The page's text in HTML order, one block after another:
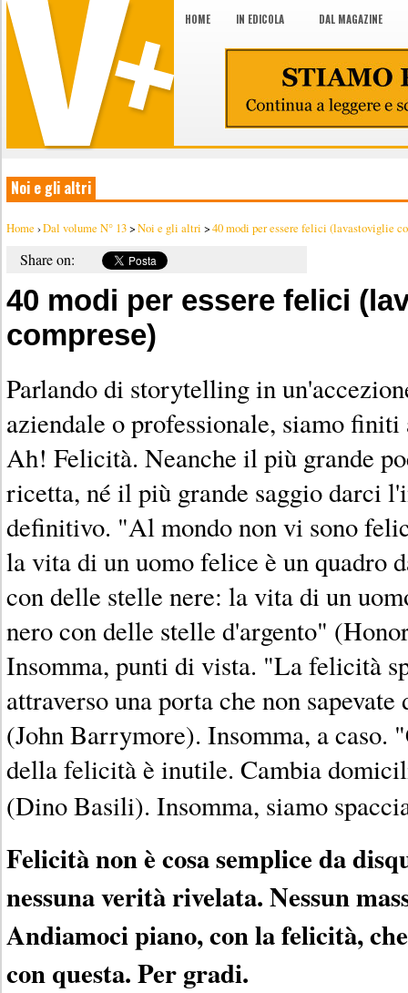
HOME IN EDICOLA DAL MAGAZINE
Noi e gli altri
Home ›Dal volume N° 13>Noi e gli altri >40 modi per essere felici (lavastoviglie
Share on:
40 modi per essere felici
comprese)
Parlando di storytelling in
aziendale o professionale, siamo
Ah! Felicità. Neanche il più grande
ricetta, né il più grande saggio darci
definitivo. "Al mondo non vi sono
la vita di un uomo felice è un quadro
con delle stelle nere: la vita di un
nero con delle stelle d'argento"
Insomma, punti di vista. "La felicità
attraverso una porta che non
(John Barrymore). Insomma, a caso.
della felicità è inutile. Cambia
(Dino Basili). Insomma, siamo
Felicità non è cosa semplice da
nessuna verità rivelata. Nessun
Andiamoci piano, con la felicità,
con questa. Per gradi.